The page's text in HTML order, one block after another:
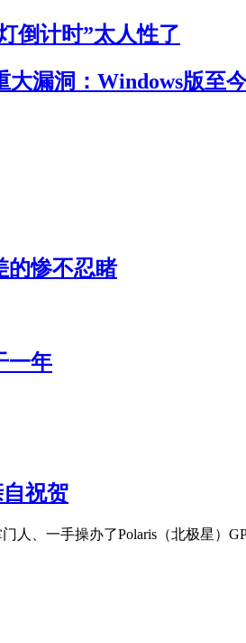
倒计时”太人性了
漏洞：Windows版至
的惨不忍睹
一年
祝贺
、一手操办了Polaris（北极星）